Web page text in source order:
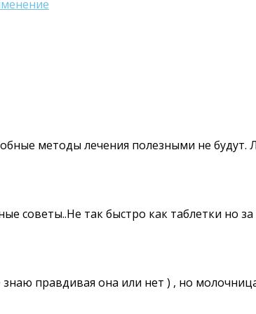
методы лечения полезными не будут.
советы..Не так быстро как таблетки но за
правдивая она или нет ) , но